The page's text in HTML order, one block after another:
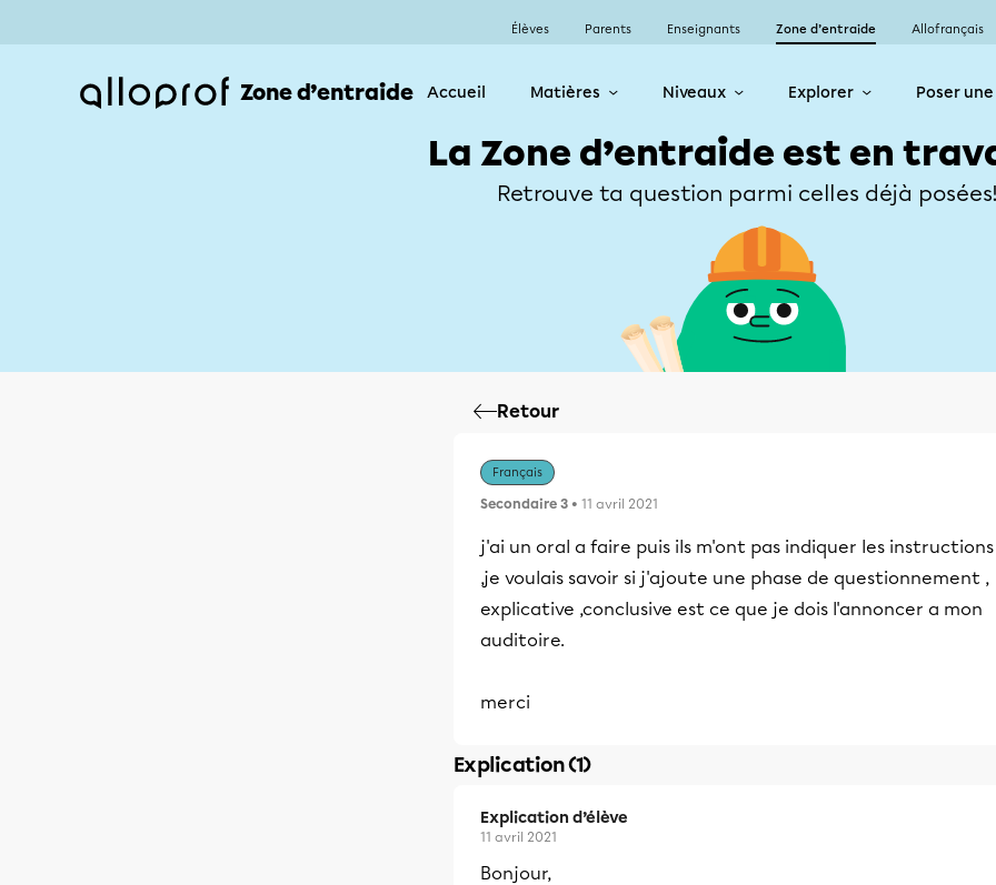
Élèves Parents Enseignants Zone d’entraide Allofrançais
Zone d’entraide Accueil Matières Niveaux Explorer Poser
La Zone d’entraide est en
Retrouve ta question parmi celles déjà
Retour
Français
Secondaire 3 • 11 avril 2021
j'ai un oral a faire puis ils m'ont pas indiquer les instructions
,je voulais savoir si j'ajoute une phase de questionnement ,
explicative ,conclusive est ce que je dois l'annoncer a mon
auditoire.
merci
Explication (1)
Explication d’élève
11 avril 2021
Bonjour,